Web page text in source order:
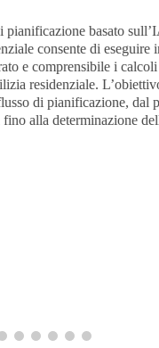
basato sull’IA per
di eseguire in modo
i calcoli tecnici
L’obiettivo è
pianificazione, dal primo
determinazione delle